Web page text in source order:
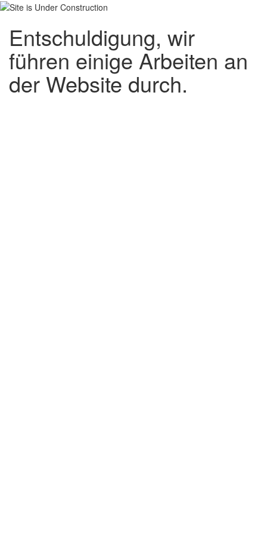
Entschuldigung, wir
führen einige Arbeiten an
der Website durch.